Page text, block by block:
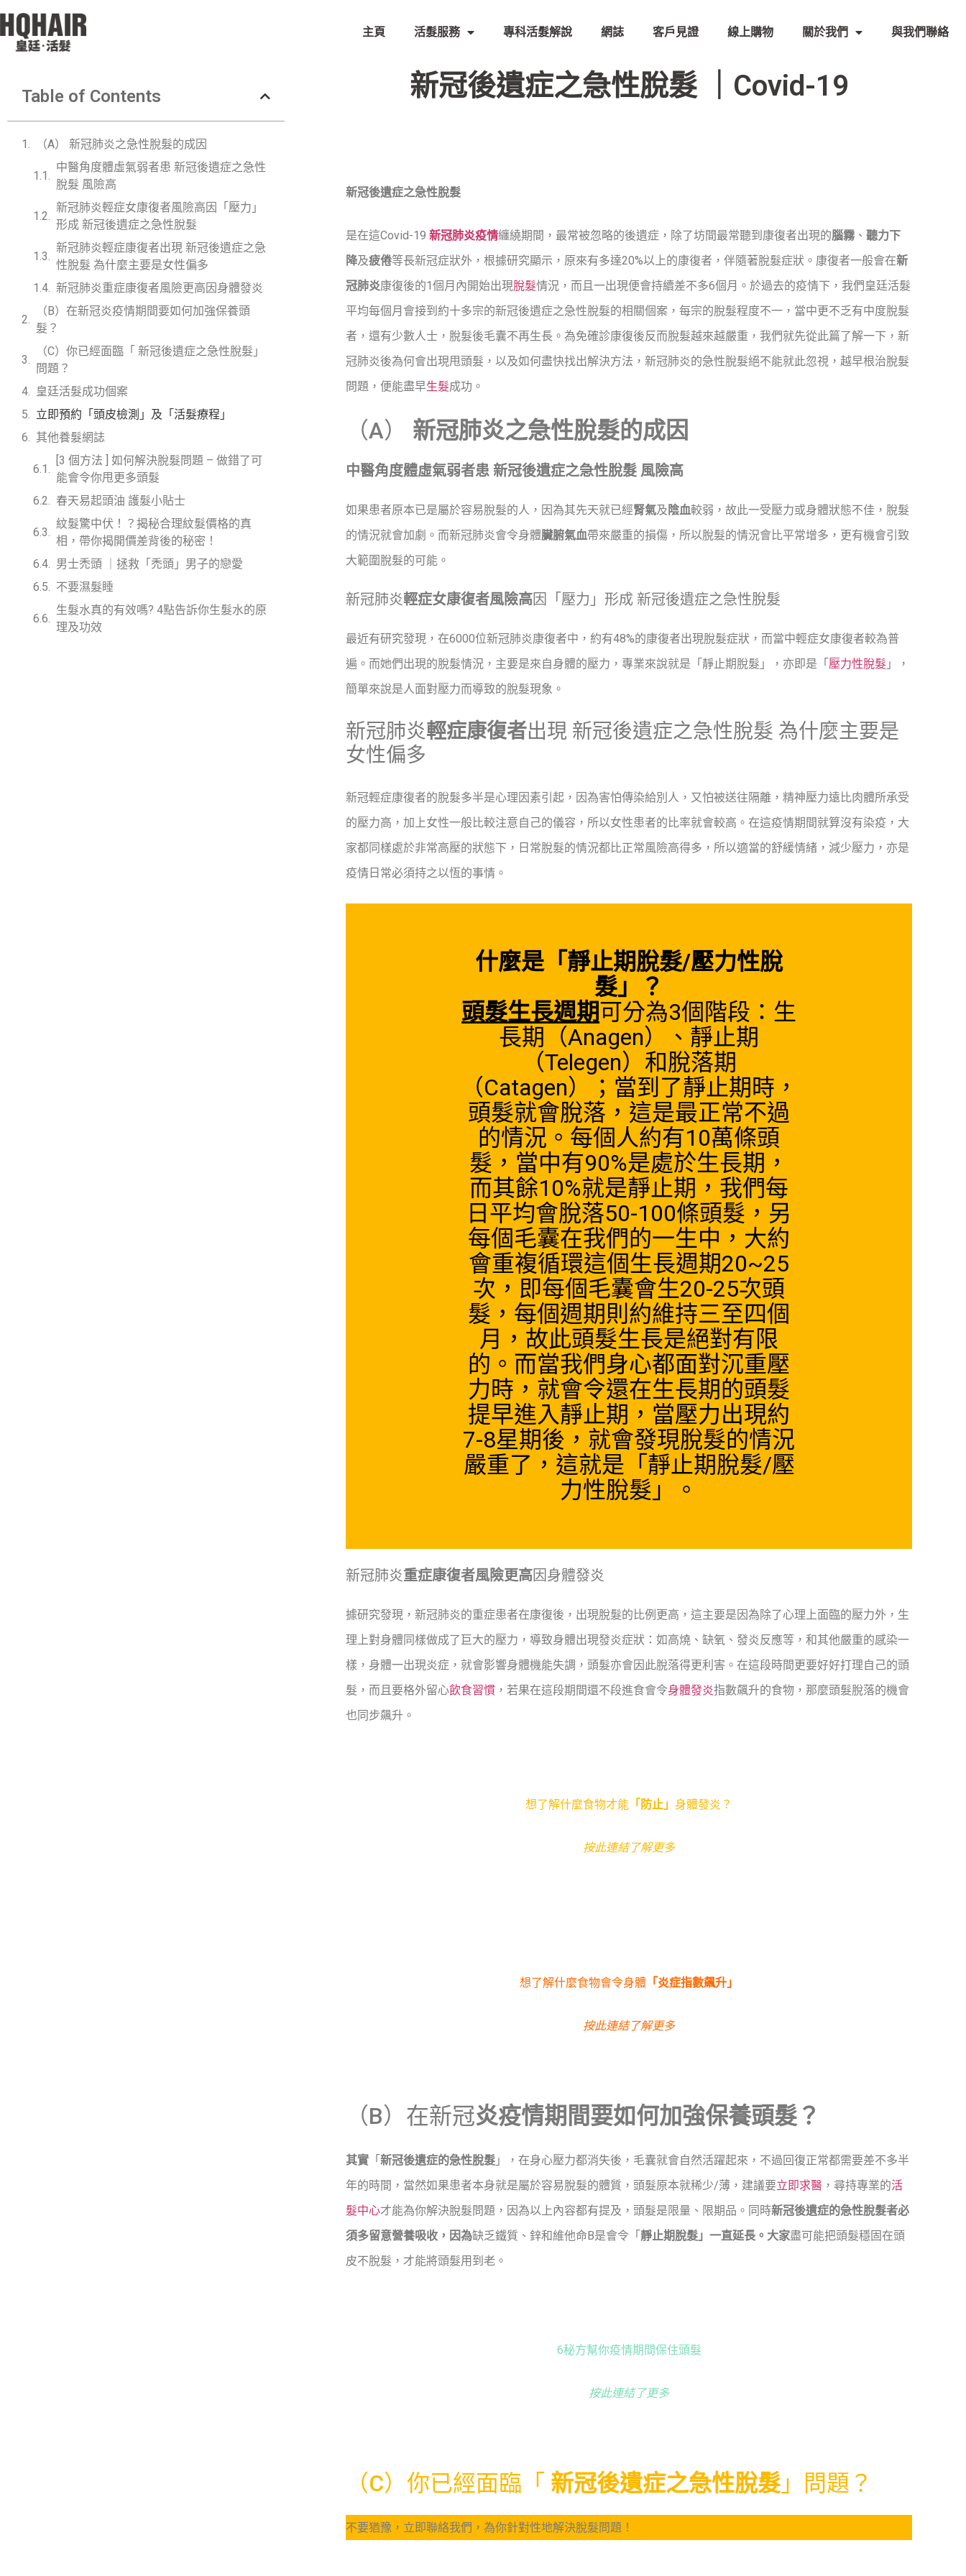
主頁 活髮服務 專科活髮解說 網誌 客戶見證 線上購物 關於我們 與我們聯絡
Table of Contents
（A） 新冠肺炎之急性脫髮的成因
中醫角度體虛氣弱者患 新冠後遺症之急性
脫髮 風險高
新冠肺炎輕症女康復者風險高因「壓力」
形成 新冠後遺症之急性脫髮
新冠肺炎輕症康復者出現 新冠後遺症之急
性脫髮 為什麼主要是女性偏多
新冠肺炎重症康復者風險更高因身體發炎
（B）在新冠炎疫情期間要如何加強保養頭
髮？
（C）你已經面臨「 新冠後遺症之急性脫髮」
問題？
皇廷活髮成功個案
立即預約「頭皮檢測」及「活髮療程」
其他養髮網誌
[3 個方法 ] 如何解決脫髮問題 – 做錯了可
能會令你甩更多頭髮
春天易起頭油 護髮小貼士
紋髮驚中伏！？揭秘合理紋髮價格的真
相，帶你揭開價差背後的秘密！
男士禿頭 ｜拯救「禿頭」男子的戀愛
不要濕髮睡
生髮水真的有效嗎? 4點告訴你生髮水的原
理及功效
新冠後遺症之急性脫髮 ｜Covid-19
新冠後遺症之急性脫髮
是在這Covid-19新冠肺炎疫情纏繞期間，最常被忽略的後遺症，除了坊間最常聽到康復者出現的腦霧 、聽力下
降及疲倦等長新冠症狀外，根據研究顯示，原來有多達20%以上的康復者，伴隨著脫髮症狀。康復者一般會在新
冠肺炎康復後的1個月內開始出現脫髮情況，而且一出現便會持續差不多6個月。於過去的疫情下，我們皇廷活髮
平均每個月會接到約十多宗的新冠後遺症之急性脫髮的相關個案，每宗的脫髮程度不一，當中更不乏有中度脫髮
者，還有少數人士，脫髮後毛囊不再生長。為免確診康復後反而脫髮越來越嚴重，我們就先從此篇了解一下，新
冠肺炎後為何會出現甩頭髮，以及如何盡快找出解決方法，新冠肺炎的急性脫髮絕不能就此忽視，越早根治脫髮
問題，便能盡早生髮成功。
（A） 新冠肺炎之急性脫髮的成因
中醫角度體虛氣弱者患 新冠後遺症之急性脫髮 風險高
如果患者原本已是屬於容易脫髮的人，因為其先天就已經腎氣及 陰血較弱，故此一受壓力或身體狀態不佳，脫髮
的情況就會加劇。而新冠肺炎會令身體臟腑氣血帶來嚴重的損傷，所以脫髮的情況會比平常增多，更有機會引致
大範圍脫髮的可能。
新冠肺炎輕症女康復者風險高因「壓力」形成 新冠後遺症之急性脫髮
最近有研究發現，在6000位新冠肺炎康復者中，約有48%的康復者出現脫髮症狀，而當中輕症女康復者較為普
遍。而她們出現的脫髮情況，主要是來自身體的壓力，專業來說就是「靜止期脫髮」，亦即是「 壓力性脫髮 」，
簡單來說是人面對壓力而導致的脫髮現象。
新冠肺炎輕症康復者出現 新冠後遺症之急性脫髮 為什麼主要是
女性偏多
新冠輕症康復者的脫髮多半是心理因素引起，因為害怕傳染給別人，又怕被送往隔離，精神壓力遠比肉體所承受
的壓力高，加上女性一般比較注意自己的儀容，所以女性患者的比率就會較高。在這疫情期間就算沒有染疫，大
家都同樣處於非常高壓的狀態下，日常脫髮的情況都比正常風險高得多，所以適當的舒緩情緒，減少壓力，亦是
疫情日常必須持之以恆的事情。
什麼是「靜止期脫髮/壓力性脫
髮」？
頭髮生長週期可分為3個階段：生
長期（Anagen）、靜止期
（Telegen）和脫落期
（Catagen）；當到了靜止期時，
頭髮就會脫落，這是最正常不過
的情況。每個人約有10萬條頭
髮，當中有90%是處於生長期，
而其餘10%就是靜止期，我們每
日平均會脫落50-100條頭髮，另
每個毛囊在我們的一生中，大約
會重複循環這個生長週期20~25
次，即每個毛囊會生20-25次頭
髮，每個週期則約維持三至四個
月，故此頭髮生長是絕對有限
的。而當我們身心都面對沉重壓
力時，就會令還在生長期的頭髮
提早進入靜止期，當壓力出現約
7-8星期後，就會發現脫髮的情況
嚴重了，這就是「靜止期脫髮/壓
力性脫髮」。
新冠肺炎重症康復者風險更高因身體發炎
據研究發現，新冠肺炎的重症患者在康復後，出現脫髮的比例更高，這主要是因為除了心理上面臨的壓力外，生
理上對身體同樣做成了巨大的壓力，導致身體出現發炎症狀：如高燒、缺氧、發炎反應等，和其他嚴重的感染一
樣，身體一出現炎症，就會影響身體機能失調，頭髮亦會因此脫落得更利害。在這段時間更要好好打理自己的頭
髮，而且要格外留心飲食習慣 ，若果在這段期間還不段進食會令身體發炎指數飆升的食物，那麼頭髮脫落的機會
也同步飆升。
想了解什麼食物才能 「防止」 身體發炎？
按此連結了解更多
想了解什麼食物會令身體 「炎症指數飆升」
按此連結了解更多
（B）在新冠炎疫情期間要如何加強保養頭髮？
其實 「新冠後遺症的急性脫髮 」，在身心壓力都消失後，毛囊就會自然活躍起來，不過回復正常都需要差不多半
年的時間，當然如果患者本身就是屬於容易脫髮的體質，頭髮原本就稀少/薄，建議要立即求醫 ，尋持專業的活
髮中心才能為你解決脫髮問題，因為以上內容都有提及，頭髮是限量、限期品。同時新冠後遺症的急性脫髮者必
須多留意營養吸收，因為缺乏鐵質、鋅和維他命B是會令「靜止期脫髮」一直延長。大家盡可能把頭髮穩固在頭
皮不脫髮，才能將頭髮用到老。
6秘方幫你疫情期間保住頭髮
按此連結了更多
（C）你已經面臨「 新冠後遺症之急性脫髮 」問題？
不要猶豫，立即聯絡我們，為你針對性地解決脫髮問題！